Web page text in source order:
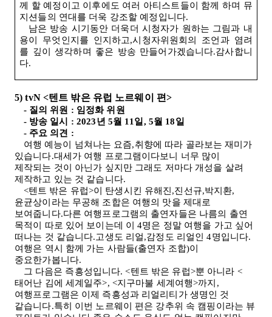
께 할 예정이고 이후에도 여러 아티스트들이 함께 하며 뮤
지션들의 연대를 더욱 강조할 예정입니다.
남은 방송 시기동안 더욱더 시청자가 원하는 그림과 내
용이 무엇인지를 인지하고,시청자위원회의 조언과 염려
를 깊이 생각하며 좋은 방송 만들어가겠습니다.감사합니
다.
5) tvN <텐트 밖은 유럽 노르웨이 편>
- 질의 위원 : 임정화 위원
- 방송 일시 : 2023년 5월 11 일 , 5월 18일
- 주요 의견 :
여행 예능이 넘쳐나는 요즘,취향에 따라 골라보는 재미가
있습니다.대세가 여행 프로그램이다보니 너무 많이
제작되는 것이 아닌가 싶지만 그래도 저마다 개성을 살려
제작하고 있는 것 같습니다.
<텐트 밖은 유럽>이 탄생시킨 유해진,진선규,박지환,
윤균상이라는 무공해 조합은 여행의 맛을 제대로
보여줍니다.다른 여행프로그램의 출연자들은 나름의 출연
목적이 따로 있어 보이는데 이
4명은 정말 여행을 가고 싶어
떠나는 것 같습니다.고생도 리얼,감정도 리얼인
4명입니다.
여행은 역시 함께 가는 사람들(출연자 조합)이
중요한가봅니다.
그 다음은 즉흥성입니다. <텐트 밖은 유럽>뿐 아니라 <
태어난 김에 세계일주>, <지구마불 세계여행>까지,
여행프로그램은 이제 즉흥성과 리얼리티가 생명인 것
같습니다.특히 이번 노르웨이 편은 강추위 속 캠핑이라는 뷰